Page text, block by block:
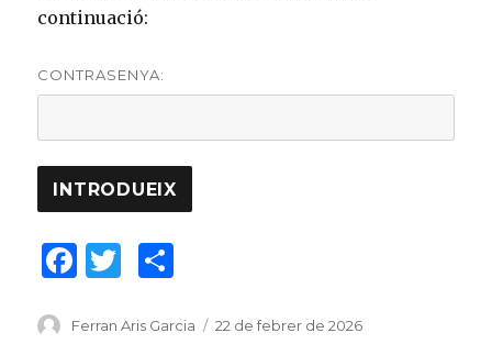
continuació:
CONTRASENYA:
F
c
T
it
m
Author
Ferran Aris Garcia
Posted
22 de febrer de 2026